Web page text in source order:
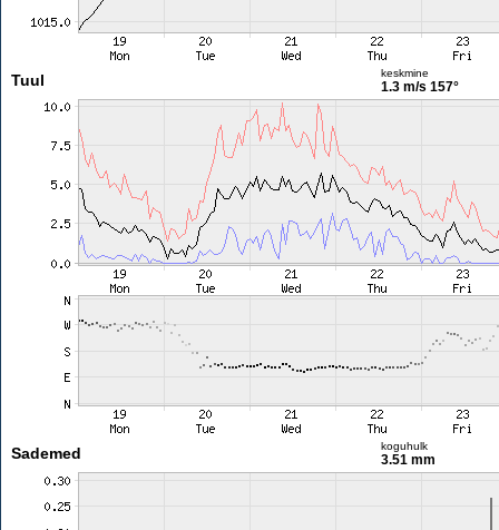
Tuul keskmine
1.3 m/s 157°
Sademed koguhulk
3.51 mm